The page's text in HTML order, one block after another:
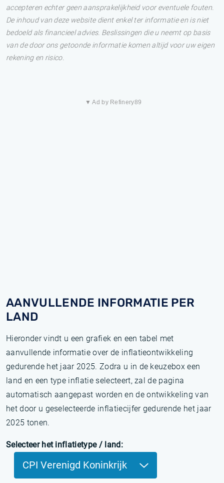
accepteren echter geen aansprakelijkheid voor eventuele fouten.
De inhoud van deze website dient enkel ter informatie en is niet
bedoeld als financieel advies. Beslissingen die u neemt op basis
van de door ons getoonde informatie komen altijd voor uw eigen
rekening en risico.
▼ Ad by Refinery89
AANVULLENDE INFORMATIE PER
LAND
Hieronder vindt u een grafiek en een tabel met
aanvullende informatie over de inflatieontwikkeling
gedurende het jaar 2025. Zodra u in de keuzebox een
land en een type inflatie selecteert, zal de pagina
automatisch aangepast worden en de ontwikkeling van
het door u geselecteerde inflatiecijfer gedurende het jaar
2025 tonen.
Selecteer het inflatietype / land:
CPI Verenigd Koninkrijk